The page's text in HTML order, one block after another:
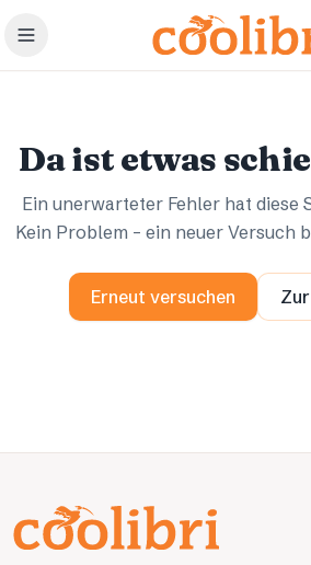
Zum Hauptinhalt springen
Da ist etwas
Ein unerwarteter Fehler hat diese
Kein Problem – ein neuer Versuch
Erneut versuchen